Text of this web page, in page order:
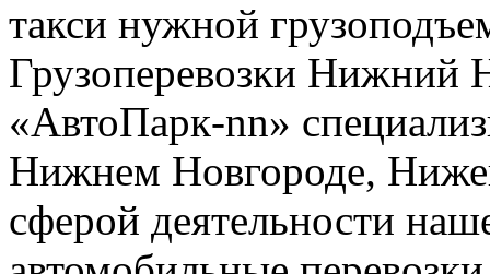
такси нужной
Грузоперевозки Нижний
«АвтоПарк-nn»
Нижнем Новгороде,
сферой деятельности